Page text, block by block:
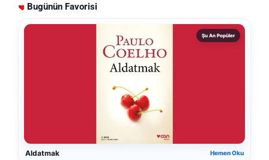
Bugünün Favorisi
Şu An Popüler
Aldatmak Hemen Oku